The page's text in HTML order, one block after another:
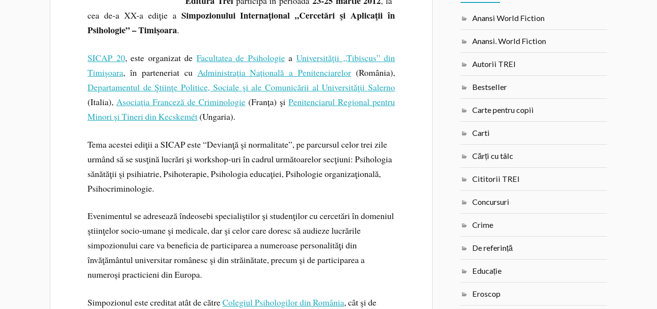
cea de-a XX-a ediţie aSimpozionului Internaţional „Cercetări şi Aplicaţii în
Psihologie” –Timişoara.
SICAP 20, este organizat de Facultatea de Psihologiea Universităţii „Tibiscus” din
Timişoara, în parteneriat cu Administrația Națională a Penitenciarelor (România),
Departamentul de Ştiinţe Politice, Sociale şi ale Comunicării al Universităţii Salerno
(Italia),Asociația Franceză de Criminologie (Franța) şiPenitenciarul Regional pentru
Minori și Tineri din Kecskemét(Ungaria).
Tema acestei ediţii a SICAP este “Devianţă şi normalitate”, pe parcursul celor trei zile
urmând să se susţină lucrări și workshop-uri în cadrul următoarelor secţiuni: Psihologia
sănătăţii şi psihiatrie, Psihoterapie, Psihologia educaţiei, Psihologie organizaţională,
Psihocriminologie.
Evenimentul se adresează îndeosebi specialiştilor şi studenţilor cu cercetări în domeniul
ştiinţelor socio-umane şi medicale, dar şi celor care doresc să audieze lucrările
simpozionului care va beneficia de participarea a numeroase personalităţi din
învăţământul universitar românesc şi din străinătate, precum și de participarea a
numeroși practicieni din Europa.
Simpozionul este creditat atât de cătreColegiul Psihologilor din România, cât şi de
Anansi World Fiction
Anansi. World Fiction
Autorii TREI
Bestseller
Carte pentru copii
Carti
Cărți cu tâlc
Cititorii TREI
Concursuri
Crime
De referință
Educație
Eroscop